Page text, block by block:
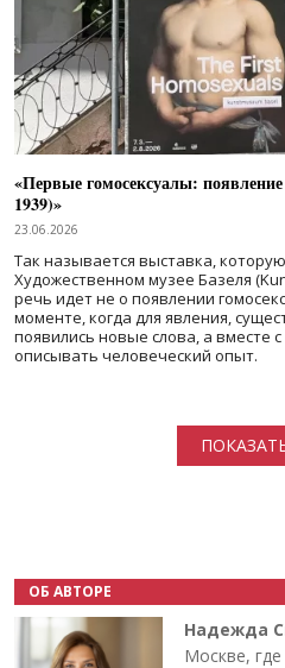
«Первые гомосексуалы:
1939)»
23.06.2026
Так называется выставка,
Художественном музее Базеля
речь идет не о появлении
моменте, когда для явления,
появились новые слова, а вместе
описывать человеческий опыт.
ОБ АВТОРЕ
Надежда
Москве,